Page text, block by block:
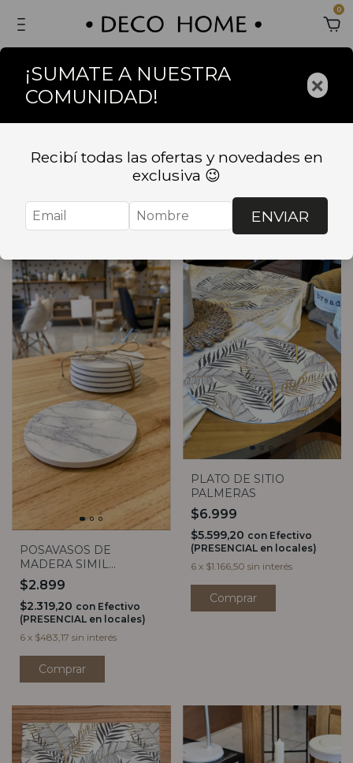
0
Inicio . Productos
Productos
Filtrar
POSAVASOS DE
MADERA SIMIL
MARMOL (unidad)
$2.899
$2.319,20 con Efectivo
(PRESENCIAL en locales)
6 x $483,17 sin interés
PLATO DE SITIO
PALMERAS
$6.999
$5.599,20 con Efectivo
(PRESENCIAL en locales)
6 x $1.166,50 sin interés
¡SUMATE A NUESTRA
COMUNIDAD!
×
Recibí todas las ofertas y novedades en
exclusiva 😉
ENVIAR